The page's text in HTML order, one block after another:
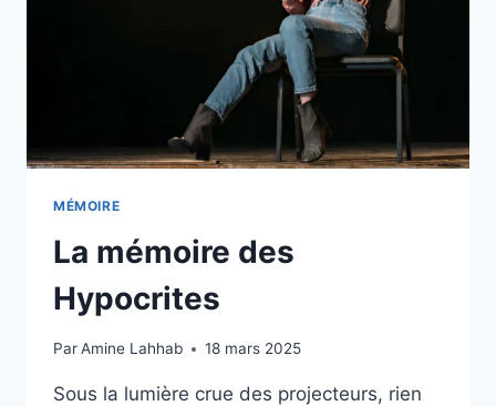
MÉMOIRE
La mémoire des
Hypocrites
ParAmine Lahhab 18 mars 2025
Sous la lumière crue des projecteurs, rien